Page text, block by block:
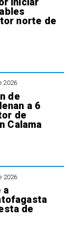
iniciar
norte de
2026
de
a 6
de
Calama
2026
a
de